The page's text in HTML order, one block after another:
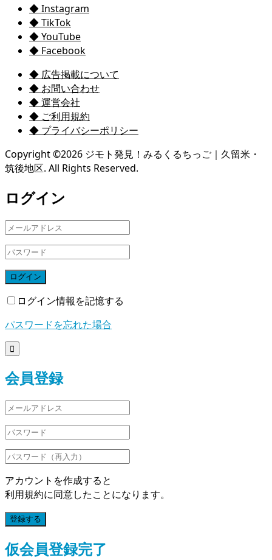
◆ Instagram
◆ TikTok
◆ YouTube
◆ Facebook
◆ 広告掲載について
◆ お問い合わせ
◆ 運営会社
◆ ご利用規約
◆ プライバシーポリシー
Copyright ©2026 ジモト発見！みるくるちっご｜久留米・
筑後地区. All Rights Reserved.
ログイン
ログイン
ログイン情報を記憶する
パスワードを忘れた場合

会員登録
アカウントを作成すると
利用規約に同意したことになります。
登録する
仮会員登録完了